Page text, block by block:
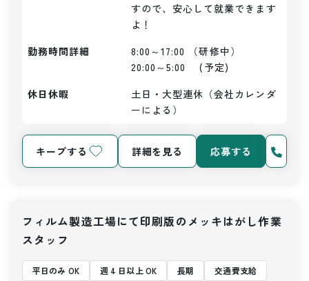
すので、安心して就業できます
よ！
勤務時間詳細
8:00～17:00 （研修中）
20:00～5:00　 (予定)
休日休暇
土日・大型連休（会社カレンダ
ーによる）
キープする 詳細を見る 応募する
フィルム製造工場にて印刷版のメッキはがし作業
スタッフ
平日のみ OK 週 4 日以上 OK 長期 交通費支給